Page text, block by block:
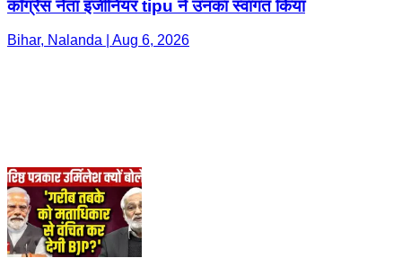
कॉंग्रेस नेता इंजीनियर tipu ने उनका स्वागत किया
Bihar, Nalanda | Aug 6, 2026